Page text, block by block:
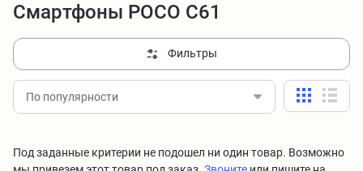
Смартфоны POCO C61
Фильтры
По популярности
Под заданные критерии не подошел ни один товар. Возможно